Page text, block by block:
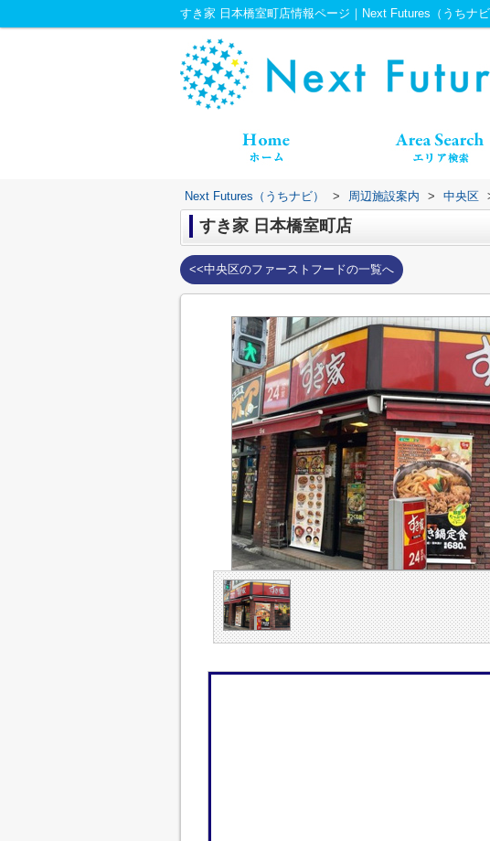
すき家 日本橋室町店情報ページ｜Next Futures（うちナビ
Next Futures（うちナビ） > 周辺施設案内 > 中央区
すき家 日本橋室町店
<<中央区のファーストフードの一覧へ